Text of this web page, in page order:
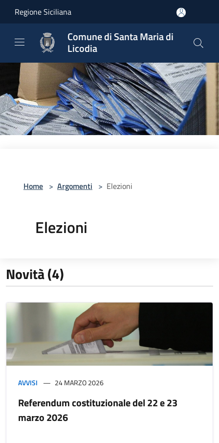
Regione Siciliana
Comune di Santa Maria di
Licodia
Home > Argomenti > Elezioni
Elezioni
Novità (4)
AVVISI 24 MARZO 2026
Referendum costituzionale del 22 e 23
marzo 2026